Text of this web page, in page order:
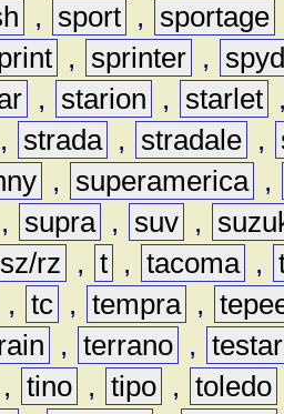
, sport , sportage
, sprinter ,
, starion , starlet
, strada , stradale ,
, superamerica ,
, supra , suv ,
sz/rz , t , tacoma ,
, tc , tempra ,
, terrano ,
, tino , tipo , toledo